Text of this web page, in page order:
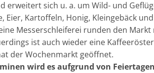
erweitert sich u. a. um Wild- und
Eier, Kartoffeln, Honig, Kleingebäck
Messerschleiferei runden den
ist auch wieder eine
der Wochenmarkt geöffnet.
wird es aufgrund von